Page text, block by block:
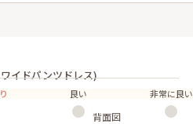
イドパンツドレス)
良い 非常に良い
背面図